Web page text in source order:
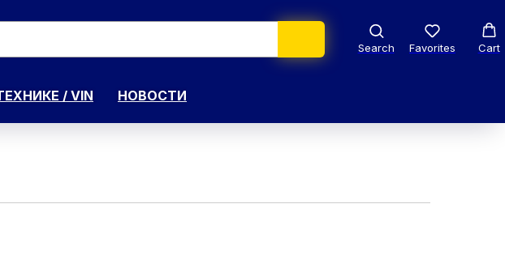
Search Favorites Cart
/ VIN НОВОСТИ